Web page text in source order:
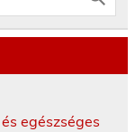
egészséges